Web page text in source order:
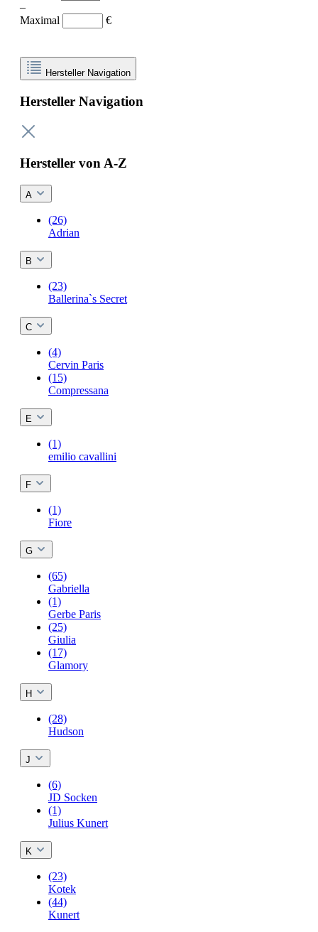
–
Maximal
€
Hersteller Navigation
Hersteller Navigation
Hersteller von A-Z
A
(26)
Adrian
B
(23)
Ballerina`s Secret
C
(4)
Cervin Paris
(15)
Compressana
E
(1)
emilio cavallini
F
(1)
Fiore
G
(65)
Gabriella
(1)
Gerbe Paris
(25)
Giulia
(17)
Glamory
H
(28)
Hudson
J
(6)
JD Socken
(1)
Julius Kunert
K
(23)
Kotek
(44)
Kunert